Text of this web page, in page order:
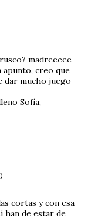
madreeeee
apunto, creo que
dar mucho juego
Sofía,
cortas y con esa
han de estar de